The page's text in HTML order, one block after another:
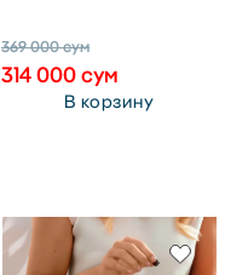
369 000сум
314 000сум
В корзину